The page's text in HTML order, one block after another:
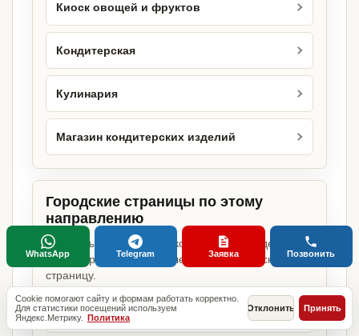
Киоск овощей и фруктов
Кондитерская
Кулинария
Магазин кондитерских изделий
Городские страницы по этому
направлению
Если объект работает в конкретном городе,
можно сразу открыть релевантную городскую
страницу.
Торговля в Москве
Cookie помогают сайту и формам работать корректно.
Для статистики посещений используем
Яндекс.Метрику. Политика
Отклонить Принять
WhatsApp Telegram Заявка Позвонить